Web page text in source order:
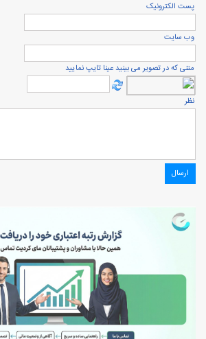
پست الكترونيک
وب سایت
متنی که در تصویر می بینید عینا تایپ نمایید
نظر